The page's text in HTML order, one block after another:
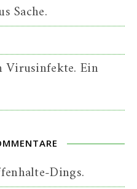
Sache.
Virusinfekte. Ein
Dings.